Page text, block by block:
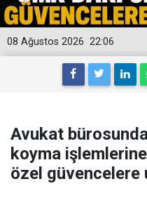
22:06
08 Ağustos 2026
Avukat
koyma
özel güvencelere